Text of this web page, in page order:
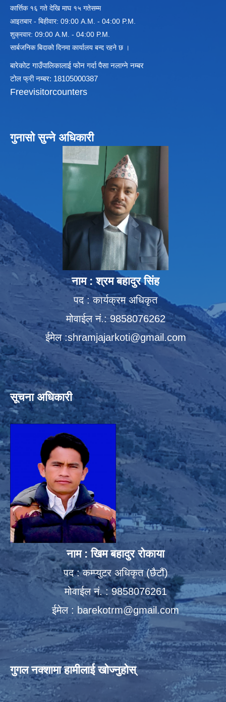
कार्त्तिक १६ गते देखि माघ १५ गतेसम्म
आइतबार - बिहीवार: 09:00 A.M. - 04:00 P.M.
शुक्रवार: 09:00 A.M. - 04:00 P.M.
सार्बजनिक बिदाको दिनमा कार्यालय बन्द रहने छ ।
बारेकोट गाउँपालिकालाई फोन गर्दा पैसा नलाग्ने नम्बर
टोल फ्री नम्बर: 18105000387
Freevisitorcounters
गुनासो सुन्ने अधिकारी
नाम : श्रम बहादुर सिंह
पद : कार्यक्रम अधिकृत
मोवाईल नं.: 9858076262
ईमेल :shramjajarkoti@gmail.com
सूचना अधिकारी
नाम : खिम बहादुर रोकाया
पद : कम्प्युटर अधिकृत (छैटौं)
मोवाईल नं. : 9858076261
ईमेल : barekotrm@gmail.com
गुगल नक्शामा हामीलाई खोज्नुहोस्